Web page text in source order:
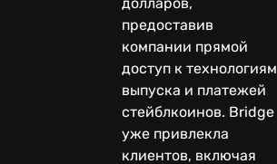
предоставив
компании прямой
доступ к технологиям
выпуска и платежей
стейблкоинов. Bridge
уже привлекла
клиентов, включая